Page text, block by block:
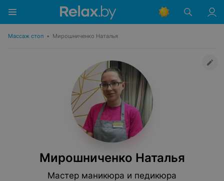
Массаж стоп • Мирошниченко Наталья
Мирошниченко Наталья
Мастер маникюра и педикюра